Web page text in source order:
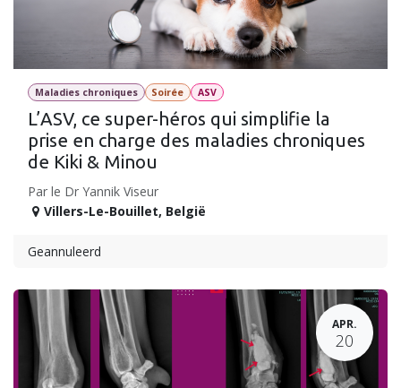
Maladies chroniques Soirée ASV
L’ASV, ce super-héros qui simplifie la
prise en charge des maladies chroniques
de Kiki & Minou
Par le Dr Yannik Viseur
Villers-Le-Bouillet, België
Geannuleerd
APR.
20